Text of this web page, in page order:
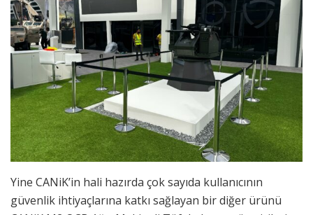
Yine CANiK’in hali hazırda çok sayıda kullanıcının
güvenlik ihtiyaçlarına katkı sağlayan bir diğer ürünü